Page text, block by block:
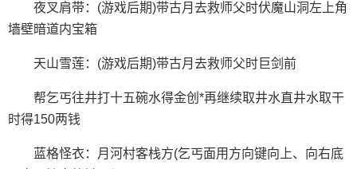
夜叉肩带：(游戏后期)带古月去救师父时伏魔山洞左上角
墙壁暗道内宝箱
天山雪莲：(游戏后期)带古月去救师父时巨剑前
帮乞丐往井打十五碗水得金创*再继续取井水直井水取干
时得150两钱
蓝格怪衣：月河村客栈方(乞丐面用方向键向上、向右底